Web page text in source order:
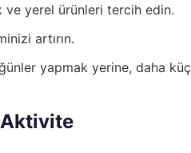
ve yerel ürünleri tercih edin.
artırın.
yapmak yerine, daha